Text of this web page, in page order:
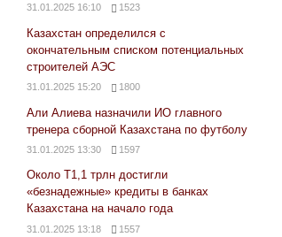
31.01.2025 16:10 1523
Казахстан определился с
окончательным списком потенциальных
строителей АЭС
31.01.2025 15:20 1800
Али Алиева назначили ИО главного
тренера сборной Казахстана по футболу
31.01.2025 13:30 1597
Около Т1,1 трлн достигли
«безнадежные» кредиты в банках
Казахстана на начало года
31.01.2025 13:18 1557